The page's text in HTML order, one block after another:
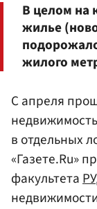
В целом на
жилье
жилого
С апреля
в отдельных
«Газете.Ru»
факультета